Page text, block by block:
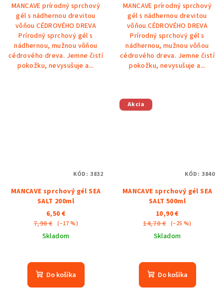
MANCAVE prírodný sprchový
gél s nádhernou drevitou
vôňou CÉDROVÉHO DREVA
Prírodný sprchový gél s
nádhernou, mužnou vôňou
cédrového dreva. Jemne čistí
pokožku, nevysušuje a...
MANCAVE prírodný sprchový
gél s nádhernou drevitou
vôňou CÉDROVÉHO DREVA
Prírodný sprchový gél s
nádhernou, mužnou vôňou
cédrového dreva. Jemne čistí
pokožku, nevysušuje a...
MANCAVE sprchový gél SEA
SALT 200ml
6,50 €
7,90 € (–17 %)
Skladom
Do košíka
KÓD: 3832
Akcia
MANCAVE sprchový gél SEA
SALT 500ml
10,90 €
14,70 € (–25 %)
Skladom
Do košíka
KÓD: 3840